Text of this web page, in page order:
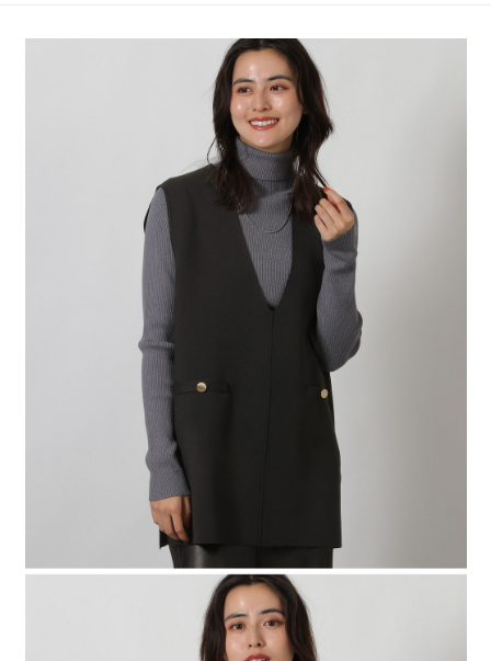
1.分期款項不併入電信帳單，「大哥付你分期」於每月結算日後寄送繳費提
2.透過簡訊連結打開帳單後，可選擇「超商條碼／台灣大直營門市／銀行轉
帳／街口支付／iPASS MONEY」等通路繳費。
1.本服務係由「台灣大哥大股份有限公司」（以下簡稱本公司）所提供，讓
用戶於交易時，得透過本服務購買商品或服務，並由商店將買賣／分期付款
買賣價金債權讓與本公司後，依約使用本公司帳單繳交帳款。
2.基於同意付款使用「大哥付你分期」之契約關係目的，商店將以您的個人
資料（包含姓名、電話或地址）提供予台灣大哥大進項蒐集、處理及利用，
由本公司與您本人進行分期帳單所需資料之確認、核對及更正。
3.完整用戶服務條款，請詳閱以下連結：
https://oppay.tw/userRule
３．安心：先確認商品／服務後，再付款。
【「AFTEE先享後付」結帳流程】
１．於結帳方式選擇「AFTEE先享後付」後，將跳轉至「AFTEE先享後付」
結帳頁面，進行簡訊認證並確認金額後，即可完成結帳。
２．訂單成立數日內，您將收到繳費通知簡訊。
３．收到繳費通知簡訊後14天內，點擊此簡訊中的連結，可透過四大超商／
ATM／網路銀行／等多元方式進行付款，方視為交易完成。
※ 請注意：結帳手續完成當下不需立刻繳費，但若您需要取消訂單，請聯絡
購買商品的店家。未經商家同意取消之訂單仍視為有效，需透過AFTEE先享
後付繳納相關費用。
※ 交易是否成功請以「AFTEE先享後付 」之結帳頁面顯示為準，若有關於
是否繳費成功／繳費後需取消欲退款等相關疑問，請聯繫「AFTEE先享後付
https://netprotections.freshdesk.com/support/home
１．透過由恩沛科技股份有限公司提供之「AFTEE先享後付」服務完成之交
易，需依本服務之必要範圍內提供個人資料，並將交易相關給付款項請求債
權轉讓予恩沛科技股份有限公司。
２．關於個人資料處理事宜，請瀏覽以下網址：
https://aftee.tw/terms/#terms3
３．未成年的使用者請事先徵得法定代理人或監護人之同意方可使用
「AFTEE先享後付」，若未經同意申辦者引起之損失，本公司不負相關責
４．使用「AFTEE先享後付」時，將依據個別帳號之用戶狀況，依本公司即
時審查核予不同之上限額度；若仍有額度不足之情形，本公司將視審查結果
請求用戶進行身份認證。
５．嚴禁一人註冊多個帳號或使用他人資訊註冊。若發現惡意使用之情形，
恩沛科技股份有限公司將有權停止該用戶之使用額度並採取法律行動。
每筆NT$80，滿NT$888(含以上)免運費
每筆NT$80，滿NT$888(含以上)免運費
每筆NT$80，滿NT$1,500(含以上)免運費
每筆NT$80，滿NT$1,500(含以上)免運費
每筆NT$80，滿NT$1,500(含以上)免運費